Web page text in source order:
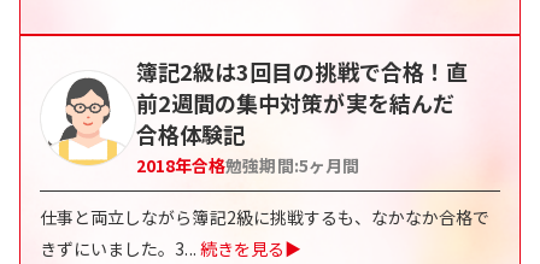
簿記2級は3回目の挑戦で合格！直
前2週間の集中対策が実を結んだ
合格体験記
2018年合格勉強期間:5ヶ月間
仕事と両立しながら簿記2級に挑戦するも、なかなか合格で
きずにいました。3... 続きを見る▶